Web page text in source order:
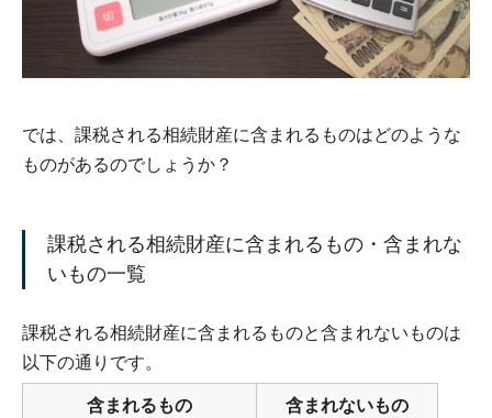
では、課税される相続財産に含まれるものはどのような
ものがあるのでしょうか？
課税される相続財産に含まれるもの・含まれな
いもの一覧
課税される相続財産に含まれるものと含まれないものは
以下の通りです。
含まれるもの 含まれないもの